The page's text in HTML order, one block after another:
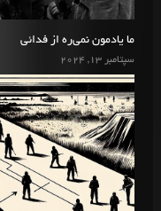
ما یادمون نمی‌ره از فدائی
سپتامبر 13, 2024